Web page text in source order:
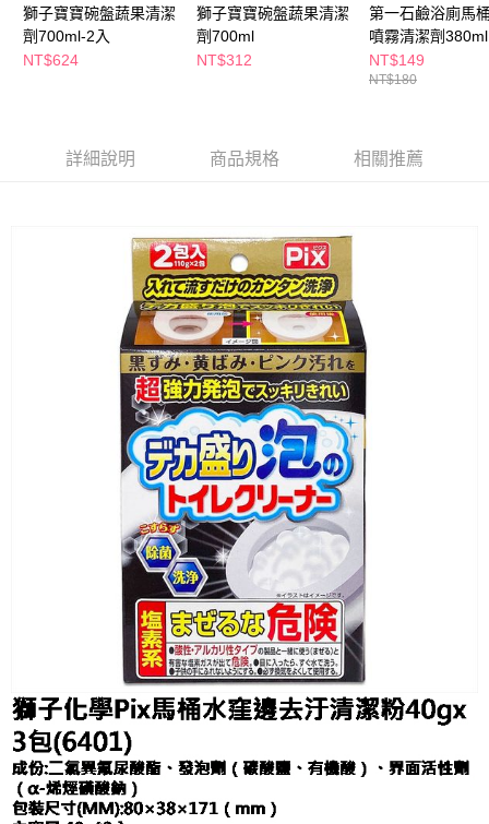
【注意事項】
１．透過由恩沛科技股份有限公司提供之「AFTEE先享後付」服務完成之交
易，需依本服務之必要範圍內提供個人資料，並將交易相關給付款項請求債
權轉讓予恩沛科技股份有限公司。
「AFTEE先享後付」，若未經同意申辦者引起之損失，本公司不負相關責
５．嚴禁一人註冊多個帳號或使用他人資訊註冊。若發現惡意使用之情形，
恩沛科技股份有限公司將有權停止該用戶之使用額度並採取法律行動。
每筆NT$65，滿NT$490(含以上)免運費
付款後7-11取貨
每筆NT$100，滿NT$790(含以上)免運費
每筆NT$80，滿NT$290(含以上)免運費
獅子寶寶碗盤蔬果清潔
劑700ml-2入
NT$624
獅子寶寶碗盤蔬果清潔
劑700ml
NT$312
第一石鹼浴廁馬
噴霧清潔劑380ml
NT$149
NT$180
詳細說明 商品規格 相關推薦